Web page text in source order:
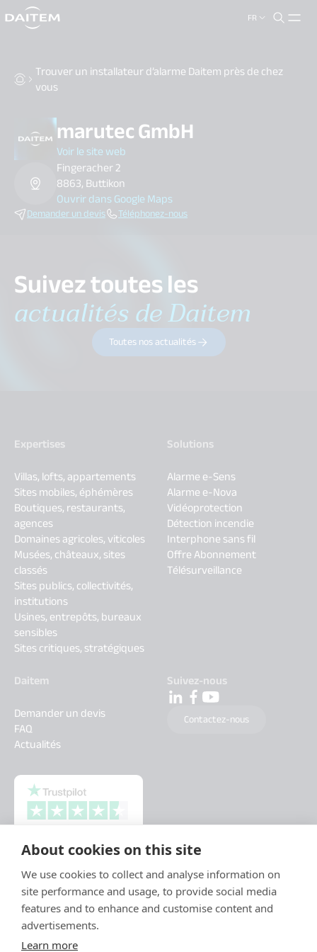
About cookies on this site
We use cookies to collect and analyse information on
site performance and usage, to provide social media
features and to enhance and customise content and
advertisements.
Learn more
FR
search.label
Trouver un installateur d’alarme Daitem près de chez
vous
marutec GmbH
Voir le site web
Fingeracher 2
8863, Buttikon
Ouvrir dans Google Maps
Demander un devis Téléphonez-nous
Suivez toutes les
actualités de Daitem
Toutes nos actualités
Expertises
Villas, lofts, appartements
Sites mobiles, éphémères
Boutiques, restaurants,
agences
Domaines agricoles, viticoles
Musées, châteaux, sites
classés
Sites publics, collectivités,
institutions
Usines, entrepôts, bureaux
sensibles
Sites critiques, stratégiques
Solutions
Alarme e-Sens
Alarme e-Nova
Vidéoprotection
Détection incendie
Interphone sans fil
Offre Abonnement
Télésurveillance
Daitem
Demander un devis
FAQ
Actualités
Suivez-nous
Contactez-nous